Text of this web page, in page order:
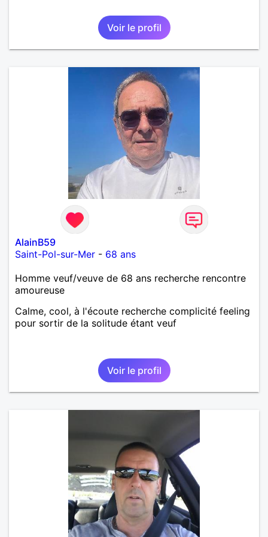
Voir le profil
AlainB59
Saint-Pol-sur-Mer - 68 ans
Homme veuf/veuve de 68 ans recherche rencontre
amoureuse
Calme, cool, à l'écoute recherche complicité feeling
pour sortir de la solitude étant veuf
Voir le profil